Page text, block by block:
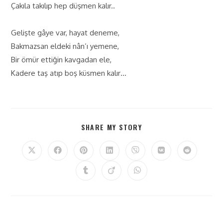
Çakıla takılıp hep düşmen kalır..
Gelişte gâye var, hayat deneme,
Bakmazsan eldeki nân’ı yemene,
Bir ömür ettiğin kavgadan ele,
Kadere taş atıp boş küsmen kalır…
SHARE MY STORY